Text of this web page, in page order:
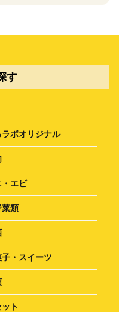
す
ラボオリジナル
・エビ
菜類
子・スイーツ
ト